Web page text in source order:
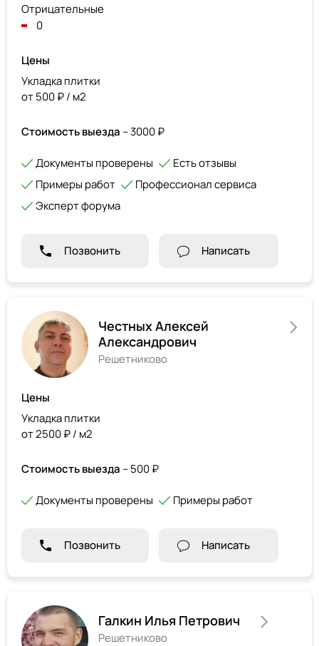
Отрицательные
0
Цены
Укладка плитки
от 500 ₽ / м2
Стоимость выезда – 3000 ₽
Документы проверены
Есть отзывы
Примеры работ
Профессионал сервиса
Эксперт форума
Позвонить Написать
Честных Алексей
Александрович
Решетниково
Цены
Укладка плитки
от 2500 ₽ / м2
Стоимость выезда – 500 ₽
Документы проверены Примеры работ
Позвонить Написать
Галкин Илья Петрович
Решетниково